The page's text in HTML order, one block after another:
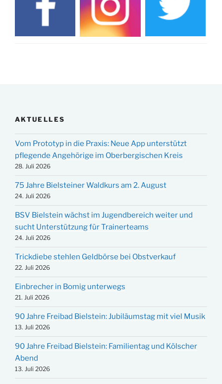
AKTUELLES
Vom Prototyp in die Praxis: Neue App unterstützt
pflegende Angehörige im Oberbergischen Kreis
28. Juli 2026
75 Jahre Bielsteiner Waldkurs am 2. August
24. Juli 2026
BSV Bielstein wächst im Jugendbereich weiter und
sucht Unterstützung für Trainerteams
24. Juli 2026
Trickdiebe stehlen Geldbörse bei Obstverkauf
22. Juli 2026
Einbrecher in Bomig unterwegs
21. Juli 2026
90 Jahre Freibad Bielstein: Jubiläumstag mit viel Musik
13. Juli 2026
90 Jahre Freibad Bielstein: Familientag und Kölscher
Abend
13. Juli 2026